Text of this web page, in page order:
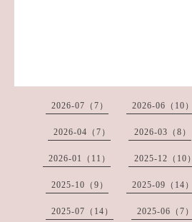
2026-07（7） 2026-06（10）
2026-04（7） 2026-03（8）
2026-01（11） 2025-12（10）
2025-10（9） 2025-09（14）
2025-07（14） 2025-06（7）